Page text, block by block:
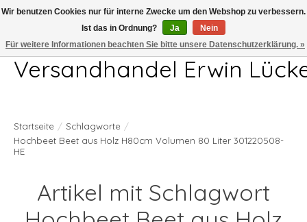
Telefon 04407 715872 MO-DO 7.00-17.00Uhr FR 7.00-13.00Uhr
Versandhandel Erwin
Startseite / Schlagworte /
Hochbeet Beet aus Holz H80cm Volumen 80 Liter 301220508-
HE
Artikel mit Schlagwort
Wir benutzen Cookies nur für interne Zwecke um den Webshop zu verbessern.
Ist das in Ordnung?
Ja
Nein
Für weitere Informationen beachten Sie bitte unsere Datenschutzerklärung. »